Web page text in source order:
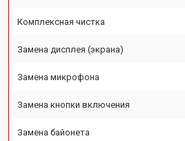
Комплексная чистка
Замена дисплея (экрана)
Замена микрофона
Замена кнопки включения
Замена байонета